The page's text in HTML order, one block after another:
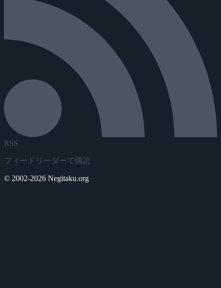
RSS
フィードリーダーで購読
© 2002-2026 Negitaku.org